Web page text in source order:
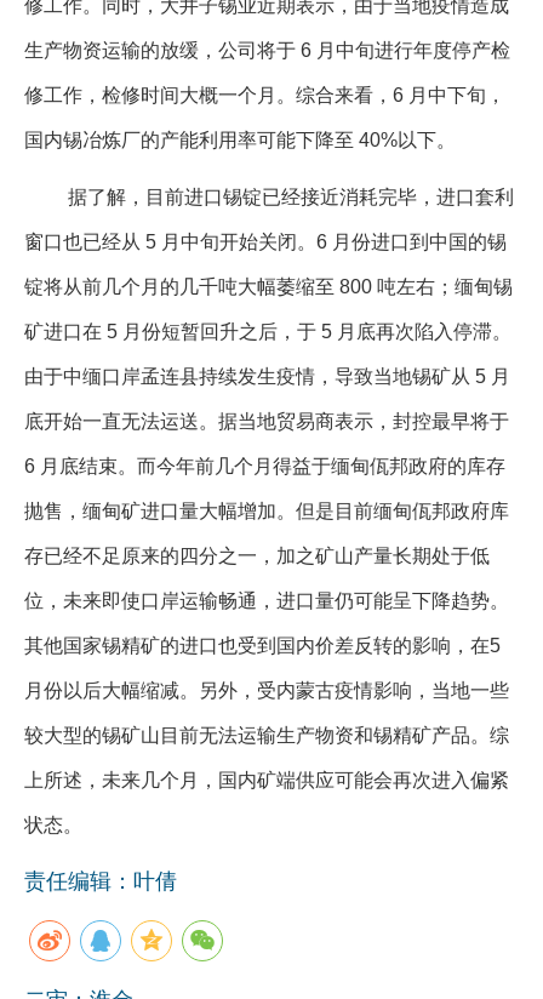
修工作。同时，大井子锡业近期表示，由于当地疫情造成
生产物资运输的放缓，公司将于 6 月中旬进行年度停产检
修工作，检修时间大概一个月。综合来看，6 月中下旬，
国内锡冶炼厂的产能利用率可能下降至 40%以下。
据了解，目前进口锡锭已经接近消耗完毕，进口套利
窗口也已经从 5 月中旬开始关闭。6 月份进口到中国的锡
锭将从前几个月的几千吨大幅萎缩至 800 吨左右；缅甸锡
矿进口在 5 月份短暂回升之后，于 5 月底再次陷入停滞。
由于中缅口岸孟连县持续发生疫情，导致当地锡矿从 5 月
底开始一直无法运送。据当地贸易商表示，封控最早将于
6 月底结束。而今年前几个月得益于缅甸佤邦政府的库存
抛售，缅甸矿进口量大幅增加。但是目前缅甸佤邦政府库
存已经不足原来的四分之一，加之矿山产量长期处于低
位，未来即使口岸运输畅通，进口量仍可能呈下降趋势。
其他国家锡精矿的进口也受到国内价差反转的影响，在5
月份以后大幅缩减。另外，受内蒙古疫情影响，当地一些
较大型的锡矿山目前无法运输生产物资和锡精矿产品。综
上所述，未来几个月，国内矿端供应可能会再次进入偏紧
状态。
责任编辑：叶倩